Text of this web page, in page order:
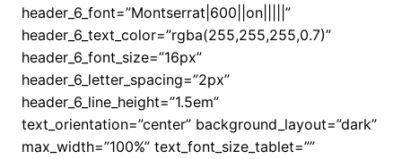
header_6_font=”Montserrat|600||on|||||”
header_6_text_color=”rgba(255,255,255,0.7)”
header_6_font_size=”16px”
header_6_letter_spacing=”2px”
header_6_line_height=”1.5em”
text_orientation=”center” background_layout=”dark”
max_width=”100%” text_font_size_tablet=””